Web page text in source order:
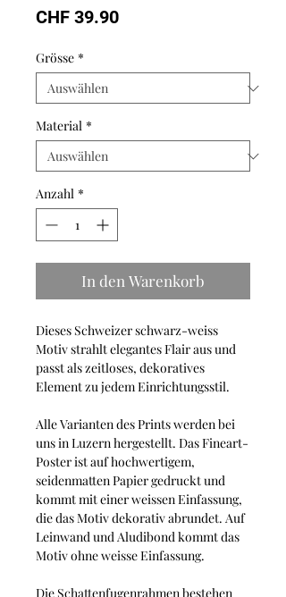
CHF 39.90Preis
Grösse *
Material *
Anzahl *
In den Warenkorb
Dieses Schweizer schwarz-weiss
Motiv strahlt elegantes Flair aus und
passt als zeitloses, dekoratives
Element zu jedem Einrichtungsstil.
Alle Varianten des Prints werden bei
uns in Luzern hergestellt. Das Fineart-
Poster ist auf hochwertigem,
seidenmatten Papier gedruckt und
kommt mit einer weissen Einfassung,
die das Motiv dekorativ abrundet. Auf
Leinwand und Aludibond kommt das
Motiv ohne weisse Einfassung.
Die Schattenfugenrahmen bestehen